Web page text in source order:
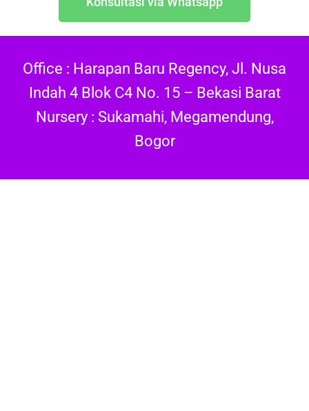
Office : Harapan Baru Regency, Jl. Nusa
Indah 4 Blok C4 No. 15 – Bekasi Barat
Nursery : Sukamahi, Megamendung,
Bogor